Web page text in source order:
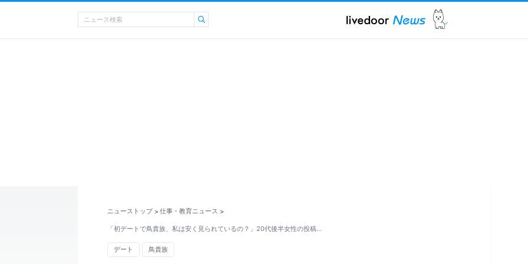
ニューストップ > 仕事・教育ニュース >
「初デートで鳥貴族、私は安く見られているの？」20代後半女性の投稿…
デート 鳥貴族